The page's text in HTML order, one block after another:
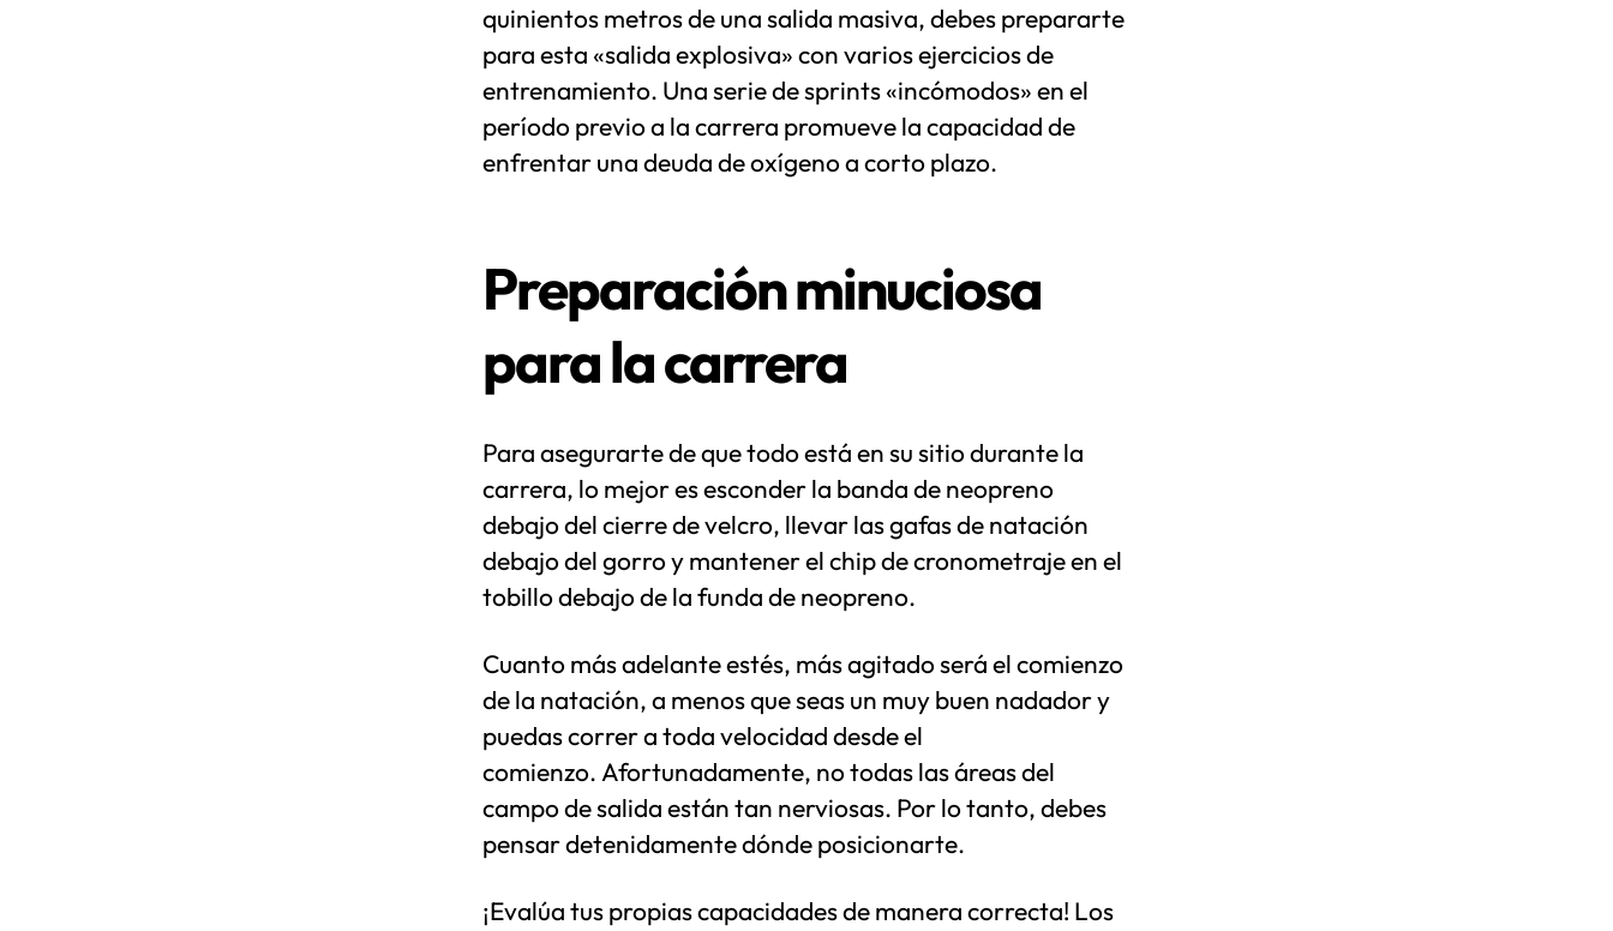
quinientos metros de una salida masiva, debes prepararte
para esta «salida explosiva» con varios ejercicios de
entrenamiento. Una serie de sprints «incómodos» en el
período previo a la carrera promueve la capacidad de
enfrentar una deuda de oxígeno a corto plazo.
Preparación minuciosa
para la carrera
Para asegurarte de que todo está en su sitio durante la
carrera, lo mejor es esconder la banda de neopreno
debajo del cierre de velcro, llevar las gafas de natación
debajo del gorro y mantener el chip de cronometraje en el
tobillo debajo de la funda de neopreno.
Cuanto más adelante estés, más agitado será el comienzo
de la natación, a menos que seas un muy buen nadador y
puedas correr a toda velocidad desde el
comienzo. Afortunadamente, no todas las áreas del
campo de salida están tan nerviosas. Por lo tanto, debes
pensar detenidamente dónde posicionarte.
¡Evalúa tus propias capacidades de manera correcta! Los